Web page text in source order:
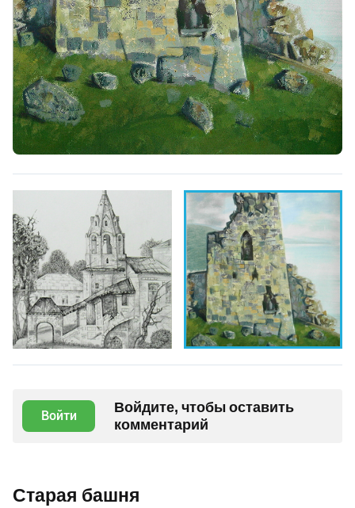
Войти
Войдите, чтобы оставить
комментарий
Старая башня